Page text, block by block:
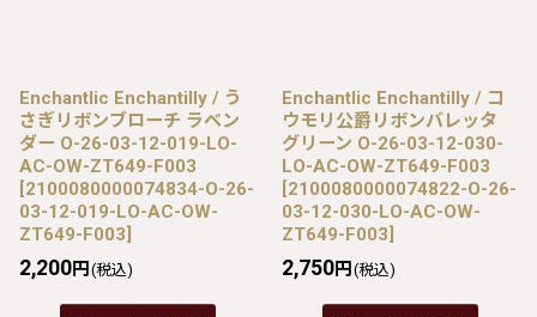
Enchantlic Enchantilly / う
さぎリボンブローチ ラベン
ダー O-26-03-12-019-LO-
AC-OW-ZT649-F003
[2100080000074834-O-26-
03-12-019-LO-AC-OW-
ZT649-F003]
2,200円 (税込)
Enchantlic Enchantilly / コ
ウモリ公爵リボンバレッタ
グリーン O-26-03-12-030-
LO-AC-OW-ZT649-F003
[2100080000074822-O-26-
03-12-030-LO-AC-OW-
ZT649-F003]
2,750円 (税込)